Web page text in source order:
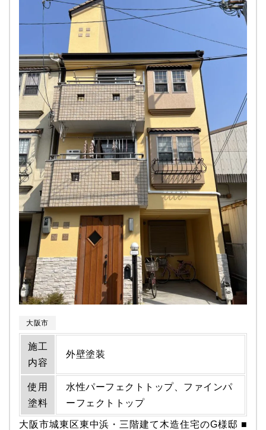
大阪市
施工
内容
外壁塗装
使用
塗料
水性パーフェクトトップ、ファインパ
ーフェクトトップ
大阪市城東区東中浜・三階建て木造住宅のG様邸 ■